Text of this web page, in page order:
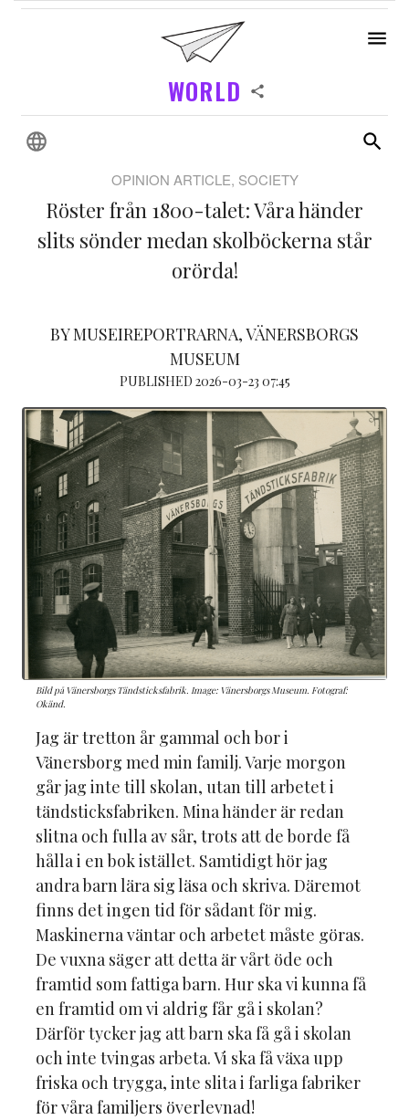
WORLD
OPINION ARTICLE, SOCIETY
Röster från 1800-talet: Våra händer
slits sönder medan skolböckerna står
orörda!
BY MUSEIREPORTRARNA, VÄNERSBORGS
MUSEUM
PUBLISHED 2026-03-23 07:45
Bild på Vänersborgs Tändsticksfabrik. Image: Vänersborgs Museum. Fotograf:
Okänd.
Jag är tretton år gammal och bor i
Vänersborg med min familj. Varje morgon
går jag inte till skolan, utan till arbetet i
tändsticksfabriken. Mina händer är redan
slitna och fulla av sår, trots att de borde få
hålla i en bok istället. Samtidigt hör jag
andra barn lära sig läsa och skriva. Däremot
finns det ingen tid för sådant för mig.
Maskinerna väntar och arbetet måste göras.
De vuxna säger att detta är vårt öde och
framtid som fattiga barn. Hur ska vi kunna få
en framtid om vi aldrig får gå i skolan?
Därför tycker jag att barn ska få gå i skolan
och inte tvingas arbeta. Vi ska få växa upp
friska och trygga, inte slita i farliga fabriker
för våra familjers överlevnad!